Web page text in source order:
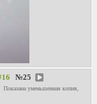
№25
Показана уменьшенная копия,